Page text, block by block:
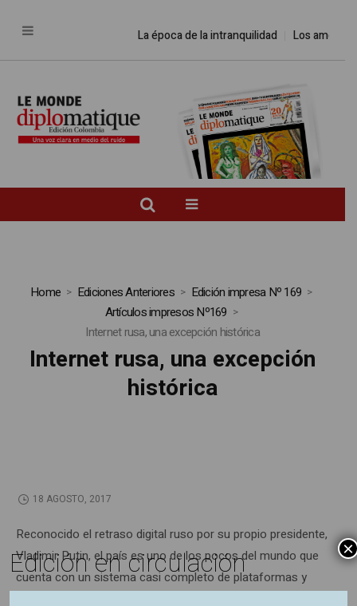
La época de la intranquilidad Los amos
Home Ediciones Anteriores
Edición impresa Nº 169
Artículos impresos Nº169
Internet rusa, una excepción histórica
Internet rusa, una excepción
histórica
18 AGOSTO, 2017
Reconocido el retraso digital ruso por su propio presidente,
Vladimir Putin, el país es uno de los pocos del mundo que
cuenta con un sistema casi completo de plataformas y
Edición en circulación ×